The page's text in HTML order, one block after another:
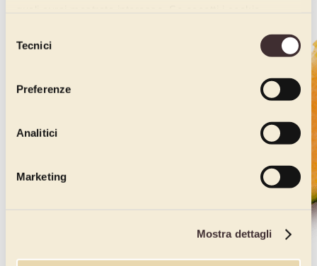
delTecnici
Preferenze
Analitici
Marketing
Mostra dettagli